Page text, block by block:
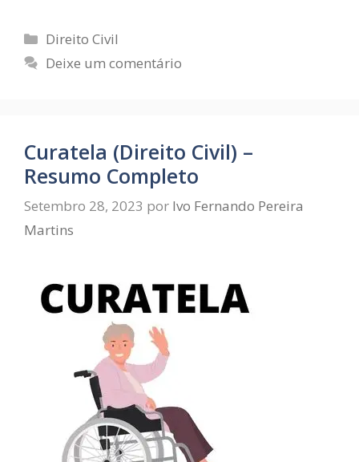
Direito Civil
Deixe um comentário
Curatela (Direito Civil) –
Resumo Completo
Setembro 28, 2023 por Ivo Fernando Pereira
Martins